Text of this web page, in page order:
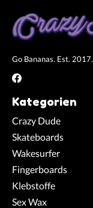
Go Bananas. Est. 2017.
Kategorien
Crazy Dude
Skateboards
Wakesurfer
Fingerboards
Klebstoffe
Sex Wax